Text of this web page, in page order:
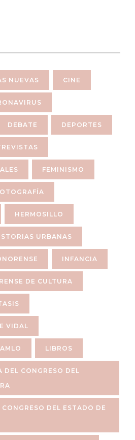
NUEVAS CINE
DEBATE DEPORTES
FEMINISMO
HERMOSILLO
URBANAS
INFANCIA
DE CULTURA
VIDAL
LIBROS
DEL CONGRESO DEL
DEL ESTADO DE